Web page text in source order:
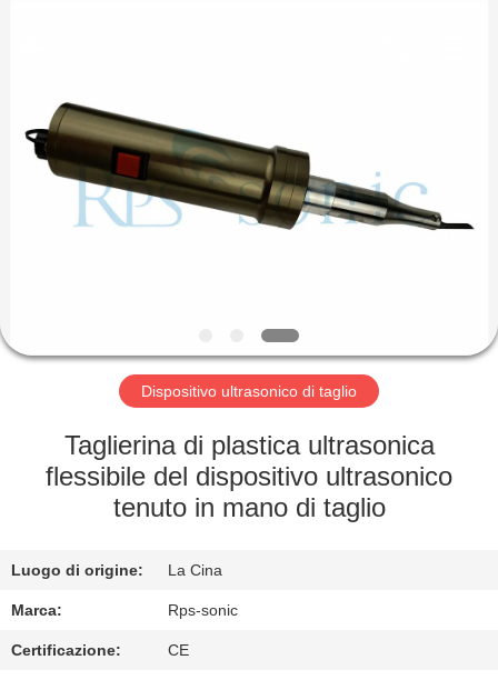
CASA
PRODOTTI
GIRO
FABBRICA
CONTROLLO
QUALITÀ
CONTATTICI
Reserved.
Dispositivo ultrasonico di taglio
Taglierina di plastica ultrasonica
flessibile del dispositivo ultrasonico
tenuto in mano di taglio
Luogo di origine: La Cina
Marca: Rps-sonic
Certificazione: CE